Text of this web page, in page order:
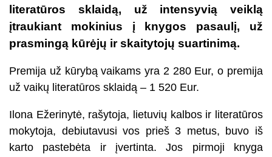
literatūros sklaidą, už intensyvią veiklą
įtraukiant mokinius į knygos pasaulį, už
prasmingą kūrėjų ir skaitytojų suartinimą.
Premija už kūrybą vaikams yra 2 280 Eur, o premija
už vaikų literatūros sklaidą – 1 520 Eur.
Ilona Ežerinytė, rašytoja, lietuvių kalbos ir literatūros
mokytoja, debiutavusi vos prieš 3 metus, buvo iš
karto pastebėta ir įvertinta. Jos pirmoji knyga